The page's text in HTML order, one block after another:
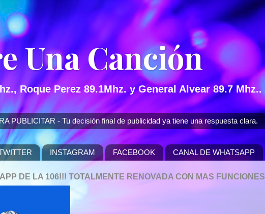
Una Canción
Roque Perez 89.1Mhz. y General Alvear 89.7 Mhz..
PUBLICITAR - Tu decisión final de publicidad ya tiene una respuesta clara.
INSTAGRAM FACEBOOK CANAL DE WHATSAPP
DE LA 106!!! TOTALMENTE RENOVADA CON MAS FUNCIONES